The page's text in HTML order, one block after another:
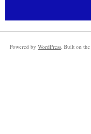
Powered by WordPress. Built on the